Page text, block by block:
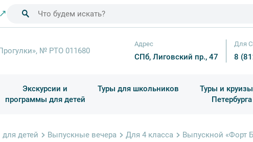
№ РТО 011680
Адрес
СПб, Лиговский пр., 47
Для
8
Экскурсии и
программы для детей
Туры для школьников
Туры и
Петербурга
детей Выпускные вечера Для 4 класса Выпускной «Форт